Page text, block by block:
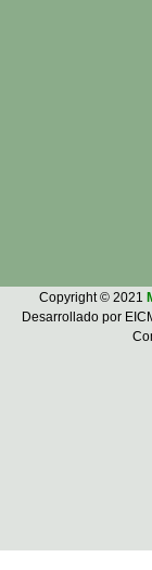
Copyright © 2021
Desarrollado por